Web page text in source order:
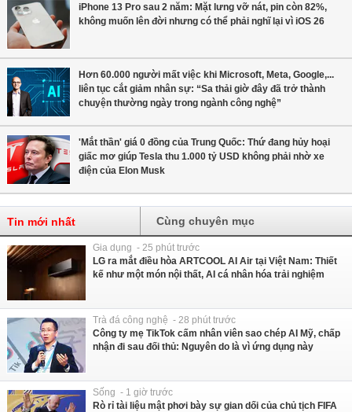
iPhone 13 Pro sau 2 năm: Mặt lưng vỡ nát, pin còn 82%,
không muốn lên đời nhưng có thể phải nghĩ lại vì iOS 26
Hơn 60.000 người mất việc khi Microsoft, Meta, Google,...
liên tục cắt giảm nhân sự: “Sa thải giờ đây đã trở thành
chuyện thường ngày trong ngành công nghệ”
'Mắt thần' giá 0 đồng của Trung Quốc: Thứ đang hủy hoại
giấc mơ giúp Tesla thu 1.000 tỷ USD không phải nhờ xe
điện của Elon Musk
Tin mới nhất Cùng chuyên mục
Gia dụng - 25 phút trước
LG ra mắt điều hòa ARTCOOL AI Air tại Việt Nam: Thiết
kế như một món nội thất, AI cá nhân hóa trải nghiệm
Trà đá công nghệ - 28 phút trước
Công ty mẹ TikTok cấm nhân viên sao chép AI Mỹ, chấp
nhận đi sau đối thủ: Nguyên do là vì ứng dụng này
Sống - 1 giờ trước
Rò rỉ tài liệu mật phơi bày sự gian dối của chủ tịch FIFA